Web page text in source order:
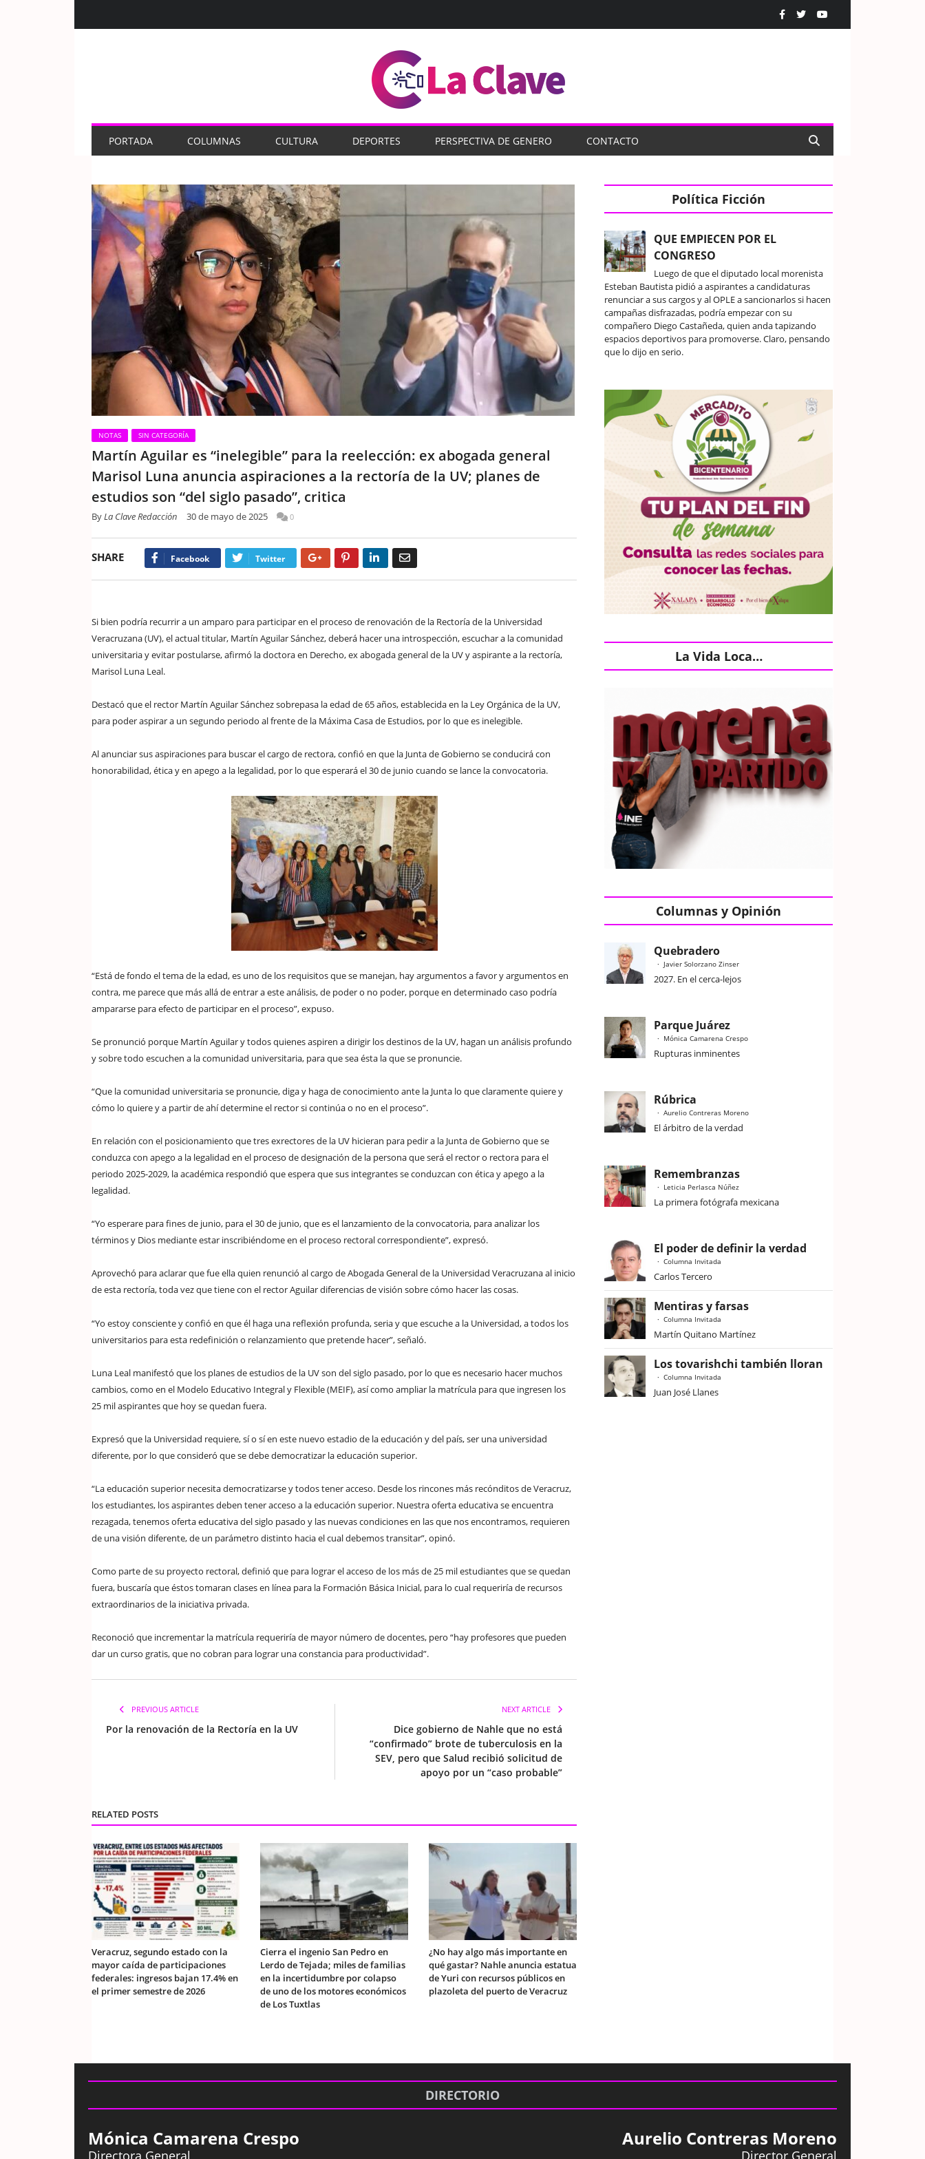
PORTADA COLUMNAS CULTURA DEPORTES PERSPECTIVA DE GENERO CONTACTO
NOTAS SIN CATEGORÍA
Martín Aguilar es “inelegible” para la reelección: ex abogada general
Marisol Luna anuncia aspiraciones a la rectoría de la UV; planes de
estudios son “del siglo pasado”, critica
ByLa Clave Redacción 30 de mayo de 2025 0
SHARE Facebook Twitter Google+ Pinterest LinkedIn
Si bien podría recurrir a un amparo para participar en el proceso de renovación de la Rectoría de la Universidad
Veracruzana (UV), el actual titular, Martín Aguilar Sánchez, deberá hacer una introspección, escuchar a la comunidad
universitaria y evitar postularse, afirmó la doctora en Derecho, ex abogada general de la UV y aspirante a la rectoría,
Marisol Luna Leal.
Destacó que el rector Martín Aguilar Sánchez sobrepasa la edad de 65 años, establecida en la Ley Orgánica de la UV,
para poder aspirar a un segundo periodo al frente de la Máxima Casa de Estudios, por lo que es inelegible.
Al anunciar sus aspiraciones para buscar el cargo de rectora, confió en que la Junta de Gobierno se conducirá con
honorabilidad, ética y en apego a la legalidad, por lo que esperará el 30 de junio cuando se lance la convocatoria.
“Está de fondo el tema de la edad, es uno de los requisitos que se manejan, hay argumentos a favor y argumentos en
contra, me parece que más allá de entrar a este análisis, de poder o no poder, porque en determinado caso podría
ampararse para efecto de participar en el proceso”, expuso.
Se pronunció porque Martín Aguilar y todos quienes aspiren a dirigir los destinos de la UV, hagan un análisis profundo
y sobre todo escuchen a la comunidad universitaria, para que sea ésta la que se pronuncie.
“Que la comunidad universitaria se pronuncie, diga y haga de conocimiento ante la Junta lo que claramente quiere y
cómo lo quiere y a partir de ahí determine el rector si continúa o no en el proceso”.
En relación con el posicionamiento que tres exrectores de la UV hicieran para pedir a la Junta de Gobierno que se
conduzca con apego a la legalidad en el proceso de designación de la persona que será el rector o rectora para el
periodo 2025-2029, la académica respondió que espera que sus integrantes se conduzcan con ética y apego a la
legalidad.
“Yo esperare para fines de junio, para el 30 de junio, que es el lanzamiento de la convocatoria, para analizar los
términos y Dios mediante estar inscribiéndome en el proceso rectoral correspondiente”, expresó.
Aprovechó para aclarar que fue ella quien renunció al cargo de Abogada General de la Universidad Veracruzana al inicio
de esta rectoría, toda vez que tiene con el rector Aguilar diferencias de visión sobre cómo hacer las cosas.
“Yo estoy consciente y confió en que él haga una reflexión profunda, seria y que escuche a la Universidad, a todos los
universitarios para esta redefinición o relanzamiento que pretende hacer”, señaló.
Luna Leal manifestó que los planes de estudios de la UV son del siglo pasado, por lo que es necesario hacer muchos
cambios, como en el Modelo Educativo Integral y Flexible (MEIF), así como ampliar la matrícula para que ingresen los
25 mil aspirantes que hoy se quedan fuera.
Expresó que la Universidad requiere, sí o sí en este nuevo estadio de la educación y del país, ser una universidad
diferente, por lo que consideró que se debe democratizar la educación superior.
“La educación superior necesita democratizarse y todos tener acceso. Desde los rincones más recónditos de Veracruz,
los estudiantes, los aspirantes deben tener acceso a la educación superior. Nuestra oferta educativa se encuentra
rezagada, tenemos oferta educativa del siglo pasado y las nuevas condiciones en las que nos encontramos, requieren
de una visión diferente, de un parámetro distinto hacia el cual debemos transitar”, opinó.
Como parte de su proyecto rectoral, definió que para lograr el acceso de los más de 25 mil estudiantes que se quedan
fuera, buscaría que éstos tomaran clases en línea para la Formación Básica Inicial, para lo cual requeriría de recursos
extraordinarios de la iniciativa privada.
Reconoció que incrementar la matrícula requeriría de mayor número de docentes, pero “hay profesores que pueden
dar un curso gratis, que no cobran para lograr una constancia para productividad”.
PREVIOUS ARTICLE
Por la renovación de la Rectoría en la UV
NEXT ARTICLE
Dice gobierno de Nahle que no está
“confirmado” brote de tuberculosis en la
SEV, pero que Salud recibió solicitud de
apoyo por un “caso probable”
RELATED POSTS
Veracruz, segundo estado con la
mayor caída de participaciones
federales: ingresos bajan 17.4% en
el primer semestre de 2026
Cierra el ingenio San Pedro en
Lerdo de Tejada; miles de familias
en la incertidumbre por colapso
de uno de los motores económicos
de Los Tuxtlas
¿No hay algo más importante en
qué gastar? Nahle anuncia estatua
de Yuri con recursos públicos en
plazoleta del puerto de Veracruz
Política Ficción
QUE EMPIECEN POR EL
CONGRESO
Luego de que el diputado local morenista
Esteban Bautista pidió a aspirantes a candidaturas
renunciar a sus cargos y al OPLE a sancionarlos si hacen
campañas disfrazadas, podría empezar con su
compañero Diego Castañeda, quien anda tapizando
espacios deportivos para promoverse. Claro, pensando
que lo dijo en serio.
La Vida Loca…
Columnas y Opinión
Quebradero
Javier Solorzano Zinser
2027. En el cerca-lejos
Parque Juárez
Mónica Camarena Crespo
Rupturas inminentes
Rúbrica
Aurelio Contreras Moreno
El árbitro de la verdad
Remembranzas
Leticia Perlasca Núñez
La primera fotógrafa mexicana
El poder de definir la verdad
Columna Invitada
Carlos Tercero
Mentiras y farsas
Columna Invitada
Martín Quitano Martínez
Los tovarishchi también lloran
Columna Invitada
Juan José Llanes
DIRECTORIO
Mónica Camarena Crespo
Directora General
Aurelio Contreras Moreno
Director General